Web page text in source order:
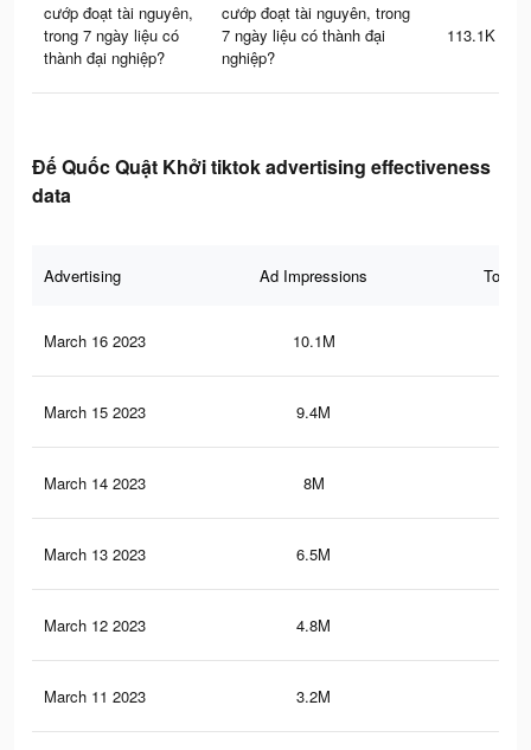
cướp đoạt tài nguyên,
trong 7 ngày liệu có
thành đại nghiệp?
cướp đoạt tài nguyên, trong
7 ngày liệu có thành đại
nghiệp?
113.1K
Đế Quốc Quật Khởi tiktok advertising effectiveness
data
Advertising Ad Impressions Total
March 16 2023 10.1M
March 15 2023 9.4M
March 14 2023 8M
March 13 2023 6.5M
March 12 2023 4.8M
March 11 2023 3.2M